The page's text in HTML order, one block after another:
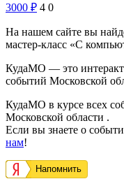
3000 ₽ 4 0
На нашем сайте вы
мастер-класс «С
КудаМО — это
событий Московской
КудаМО в курсе всех
Московской области .
Если вы знаете о
нам!
Напомнить